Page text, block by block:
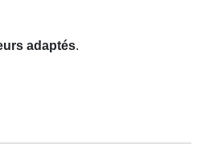
adaptés.